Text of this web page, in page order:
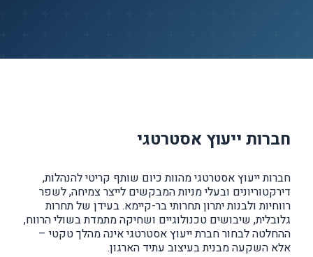
חברות ייעוץ אסטרטגי
חברות ייעוץ אסטרטגי מהוות כיום שותף קריטי להנהלות,
דירקטוריונים ובעלי מניות המבקשים לייצר צמיחה, לשפר
רווחיות ולבנות יתרון תחרותי בר-קיימא. בעידן של תחרות
גלובלית, שיבושים טכנולוגיים ושחיקה מתמדת בשולי הרווח,
ההחלטה לבחור חברת ייעוץ אסטרטגי אינה מהלך טקטי –
אלא השקעה מבנית בעיצוב עתיד הארגון.